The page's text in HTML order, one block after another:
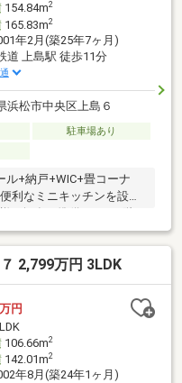
154.84m2
165.83m2
年2月(築25年7ヶ月)
道 上島駅 徒歩11分
浜松市中央区上島６
駐車場あり
ル+納戸+WIC+畳コーナ
利なミニキッチンを設
での暮らしや在宅ワーク
。・2階の広々としたホー
スペースとしてはもちろ
など、ライフスタイルに
・2階に納戸あり。服や鞄
納としてだけでなく、書
もできます。
2,799万円 3LDK
万円
106.66m2
142.01m2
年8月(築24年1ヶ月)